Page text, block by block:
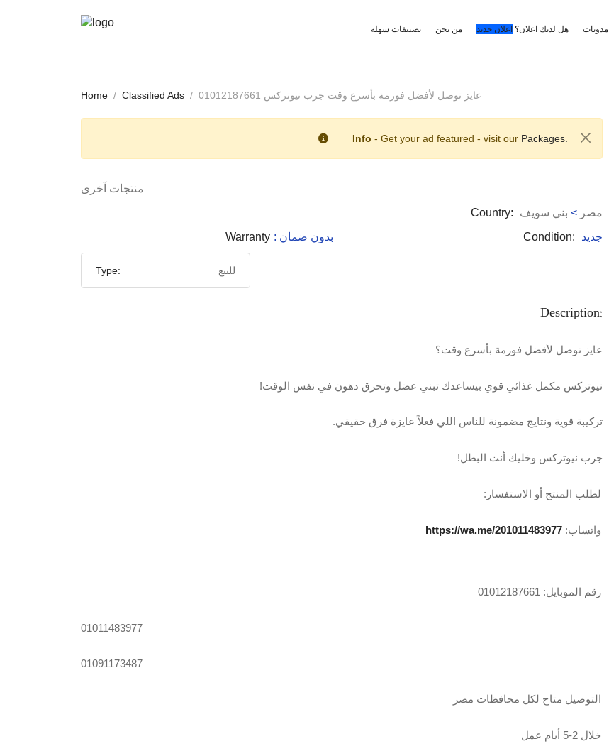
تصنيفات سهله من نحن هل لديك اعلان؟ اعلان جديد مدونات
Home Classified Ads عايز توصل لأفضل فورمة بأسرع وقت جرب نيوتركس 01012187661
Info - Get your ad featured - visit our Packages.
منتجات آخرى
Country:
مصر > بني سويف
Warranty
: بدون ضمان Condition: جديد
Type: للبيع
Description:
عايز توصل لأفضل فورمة بأسرع وقت؟
نيوتركس مكمل غذائي قوي بيساعدك تبني عضل وتحرق دهون في نفس الوقت!
تركيبة قوية ونتايج مضمونة للناس اللي فعلاً عايزة فرق حقيقي.
جرب نيوتركس وخليك أنت البطل!
لطلب المنتج أو الاستفسار:
واتساب: https://wa.me/201011483977
رقم الموبايل: 01012187661
01011483977
01091173487
التوصيل متاح لكل محافظات مصر
خلال 2-5 أيام عمل